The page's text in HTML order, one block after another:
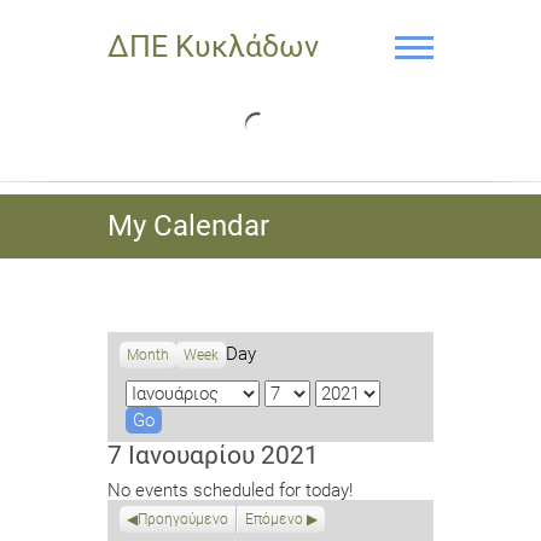
ΔΠΕ Κυκλάδων
My Calendar
Month Week Day
M
o
n
h
D
y
Y
a
7 Ιανουαρίου 2021
No events scheduled for today!
Προηγούμενο Επόμενο